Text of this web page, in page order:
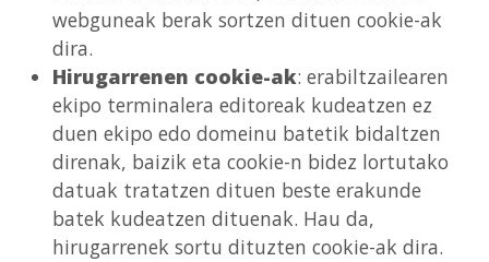
webguneak berak sortzen dituen cookie-ak
dira.
Hirugarrenen cookie-ak: erabiltzailearen
ekipo terminalera editoreak kudeatzen ez
duen ekipo edo domeinu batetik bidaltzen
direnak, baizik eta cookie-n bidez lortutako
datuak tratatzen dituen beste erakunde
batek kudeatzen dituenak. Hau da,
hirugarrenek sortu dituzten cookie-ak dira.